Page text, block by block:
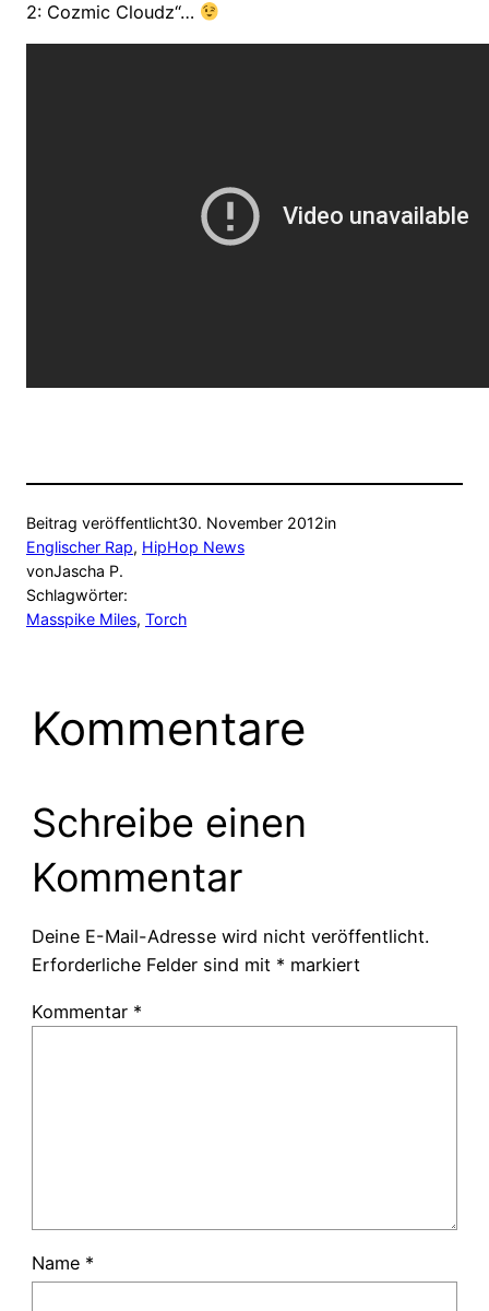
2: Cozmic Cloudz“…
Beitrag veröffentlicht30. November 2012in
Englischer Rap, HipHop News
vonJascha P.
Schlagwörter:
Masspike Miles, Torch
Kommentare
Schreibe einen
Kommentar
Deine E-Mail-Adresse wird nicht veröffentlicht.
Erforderliche Felder sind mit * markiert
Kommentar *
Name *